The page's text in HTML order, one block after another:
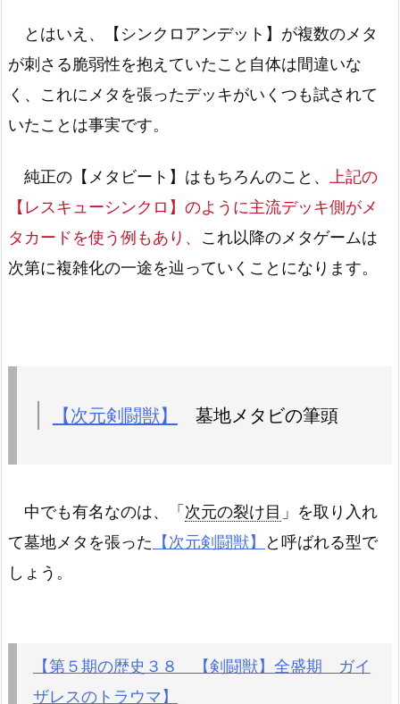
とはいえ、【シンクロアンデット】が複数のメタ
が刺さる脆弱性を抱えていたこと自体は間違いな
く、これにメタを張ったデッキがいくつも試されて
いたことは事実です。
純正の【メタビート】はもちろんのこと、
上記の
【レスキューシンクロ】のように主流デッキ側がメ
タカードを使う例もあり、 これ以降のメタゲームは
次第に複雑化の一途を辿っていくことになります。
【次元剣闘獣】 墓地メタビの筆頭
中でも有名なのは、「 次元の裂け目 」を取り入れ
て墓地メタを張った 【次元剣闘獣】
と呼ばれる型で
しょう。
【第５期の歴史３８ 【剣闘獣】全盛期 ガイ
ザレスのトラウマ】